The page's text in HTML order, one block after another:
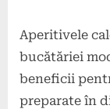
Aperitivele
bucătăriei
beneficii
preparate în